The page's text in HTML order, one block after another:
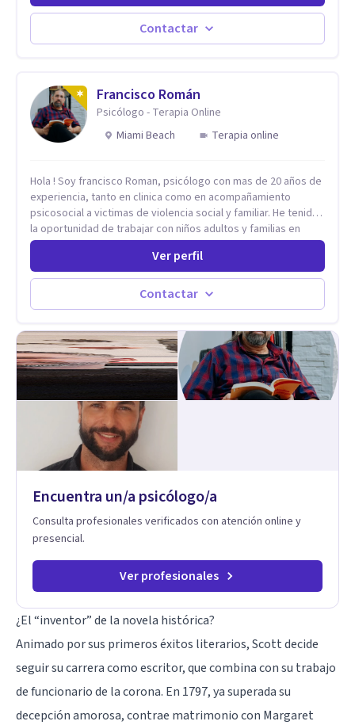
objetivos terapéuticos están centrados en brindar
herramientas concretas para el cambio, que permitan
desarrollar nuevas habilidades y estrategias basadas en la
Contactar
Francisco Román
Psicólogo - Terapia Online
Miami Beach
Terapia online
Hola ! Soy francisco Roman, psicólogo con mas de 20 años de
experiencia, tanto en clinica como en acompañamiento
psicosocial a victimas de violencia social y familiar. He tenido
la oportunidad de trabajar con niños adultos y familias en
todos los espacios y esto me ha dado un una variedad de
aprendizajes que ahora pongo a tu disposicion. En la
actualidad puedo atenderte de manera presencial y/o virtual,
de lunes a sabado. el costo de cada sesión lo acordamos en
el primer contacto
Ver perfil
Contactar
Encuentra un/a psicólogo/a
Consulta profesionales verificados con atención online y
presencial.
Ver profesionales
¿El “inventor” de la novela histórica?
Animado por sus primeros éxitos literarios, Scott decide
seguir su carrera como escritor, que combina con su trabajo
de funcionario de la corona. En 1797, ya superada su
decepción amorosa, contrae matrimonio con Margaret